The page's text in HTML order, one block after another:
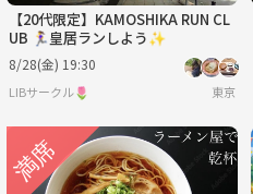
【20代限定】KAMOSHIKA RUN CL
UB 🏃‍♀️皇居ランしよう✨
8/28(金) 19:30
LIBサークル🌷 東京